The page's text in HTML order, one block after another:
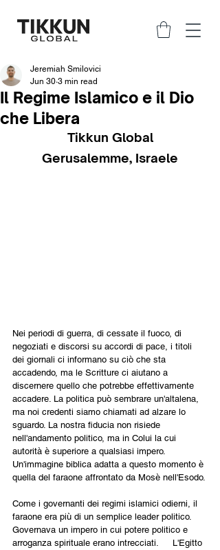
Il Regime Islamico e il Dio
che Libera
Jeremiah Smilovici
Jun 30 3 min read
Tikkun Global
Gerusalemme, Israele
Nei periodi di guerra, di cessate il fuoco, di
negoziati e discorsi su accordi di pace, i titoli
dei giornali ci informano su ciò che sta
accadendo, ma le Scritture ci aiutano a
discernere quello che potrebbe effettivamente
accadere. La politica può sembrare un'altalena,
ma noi credenti siamo chiamati ad alzare lo
sguardo. La nostra fiducia non risiede
nell'andamento politico, ma in Colui la cui
autorità è superiore a qualsiasi impero.
Un'immagine biblica adatta a questo momento è
quella del faraone affrontato da Mosè nell'Esodo.
Come i governanti dei regimi islamici odierni, il
faraone era più di un semplice leader politico.
Governava un impero in cui potere politico e
arroganza spirituale erano intrecciati.     L'Egitto